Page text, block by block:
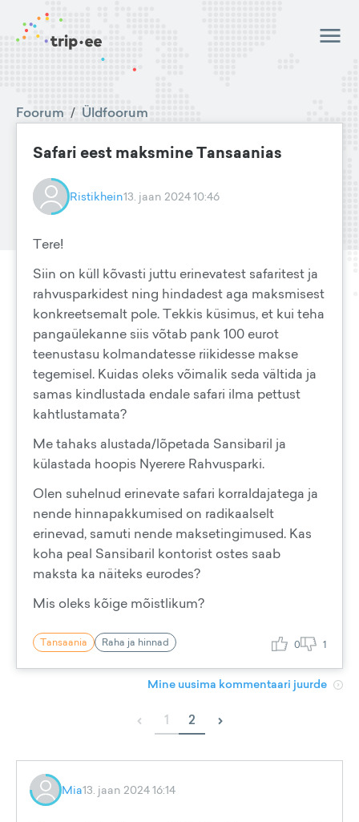
Foorum / Üldfoorum
Safari eest maksmine Tansaanias
Ristikhein13. jaan 2024 10:46
Tere!
Siin on küll kõvasti juttu erinevatest safaritest ja
rahvusparkidest ning hindadest aga maksmisest
konkreetsemalt pole. Tekkis küsimus, et kui teha
pangaülekanne siis võtab pank 100 eurot
teenustasu kolmandatesse riikidesse makse
tegemisel. Kuidas oleks võimalik seda vältida ja
samas kindlustada endale safari ilma pettust
kahtlustamata?
Me tahaks alustada/lõpetada Sansibaril ja
külastada hoopis Nyerere Rahvusparki.
Olen suhelnud erinevate safari korraldajatega ja
nende hinnapakkumised on radikaalselt
erinevad, samuti nende maksetingimused. Kas
koha peal Sansibaril kontorist ostes saab
maksta ka näiteks eurodes?
Mis oleks kõige mõistlikum?
Tansaania Raha ja hinnad 0 1
Mine uusima kommentaari juurde
‹ 1 2 ›
Mia13. jaan 2024 16:14